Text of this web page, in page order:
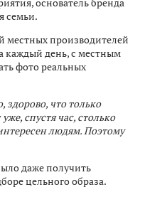
семьи.
местных производителей
каждый день, с местным
фото реальных
здорово, что только
спустя час, столько
людям. Поэтому
даже получить
цельного образа.